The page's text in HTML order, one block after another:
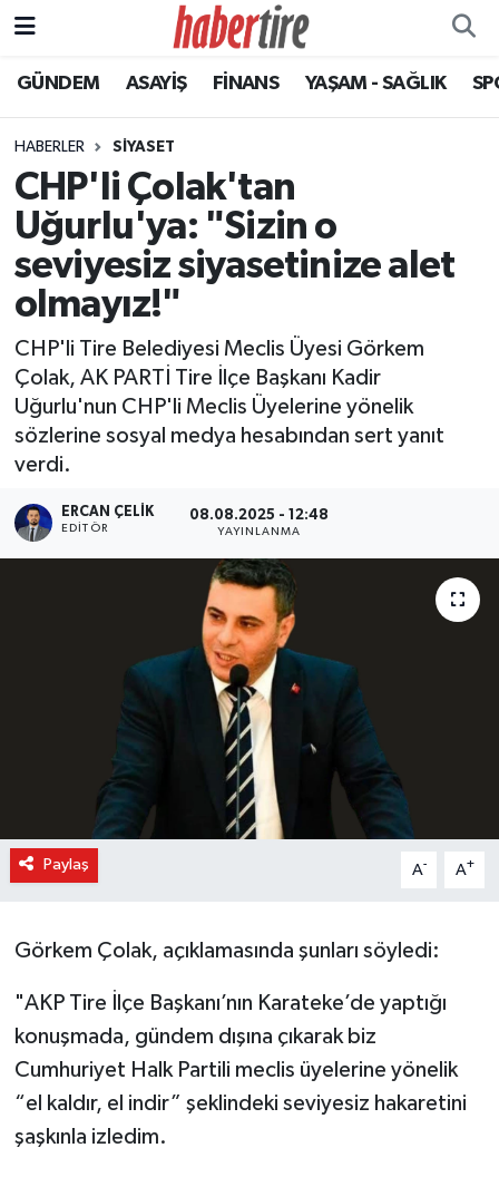
GÜNDEM ASAYİŞ FİNANS YAŞAM - SAĞLIK
HABERLER SİYASET
CHP'li Çolak'tan
Uğurlu'ya: "Sizin o
seviyesiz siyasetinize alet
olmayız!"
CHP'li Tire Belediyesi Meclis Üyesi Görkem
Çolak, AK PARTİ Tire İlçe Başkanı Kadir
Uğurlu'nun CHP'li Meclis Üyelerine yönelik
sözlerine sosyal medya hesabından sert yanıt
verdi.
ERCAN ÇELIK
EDITÖR
08.08.2025 - 12:48
YAYINLANMA
Paylaş A- A+
Görkem Çolak, açıklamasında şunları söyledi:
"AKP Tire İlçe Başkanı’nın Karateke’de yaptığı
konuşmada, gündem dışına çıkarak biz
Cumhuriyet Halk Partili meclis üyelerine yönelik
“el kaldır, el indir” şeklindeki seviyesiz hakaretini
şaşkınla izledim.
Tire Nöbetçi Eczaneler
Tire Hava Durumu
Tire Trafik Yoğunluk Haritası
Süper Lig Puan Durumu ve Fikstür
Tüm Manşetler
Son Dakika Haberleri
Haber Arşivi